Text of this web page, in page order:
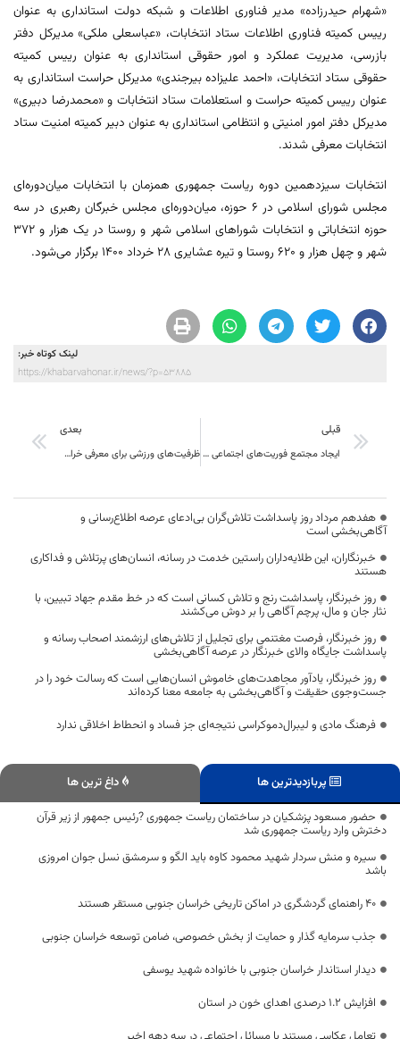
«شهرام حیدرزاده» مدیر فناوری اطلاعات و شبکه دولت استانداری به عنوان
رییس کمیته فناوری اطلاعات ستاد انتخابات، «عباسعلی ملکی» مدیرکل دفتر
بازرسی، مدیریت عملکرد و امور حقوقی استانداری به عنوان رییس کمیته
حقوقی ستاد انتخابات، «احمد علیزاده بیرجندی» مدیرکل حراست استانداری به
عنوان رییس کمیته حراست و استعلامات ستاد انتخابات و «محمدرضا دبیری»
مدیرکل دفتر امور امنیتی و انتظامی استانداری به عنوان دبیر کمیته امنیت ستاد
انتخابات معرفی شدند.
انتخابات سیزدهمین دوره ریاست جمهوری همزمان با انتخابات میان‌دوره‌ای
مجلس شورای اسلامی در ۶ حوزه، میان‌دوره‌ای مجلس خبرگان رهبری در سه
حوزه انتخاباتی و انتخابات شوراهای اسلامی شهر و روستا در یک هزار و ۳۷۲
شهر و چهل هزار و ۶۲۰ روستا و تیره عشایری ۲۸ خرداد ۱۴۰۰ برگزار می‌شود.
لینک کوتاه خبر:
https://khabarvahonar.ir/news/?p=53885
قبلی
ایجاد مجتمع فوریت‌های اجتماعی در بیرجند نشانه مسئولیت‌پذیری است
بعدی
ظرفیت‌های ورزشی برای معرفی خراسان جنوبی به‌کار گرفته شود
هفدهم مرداد روز پاسداشت تلاش‌گران بی‌ادعای عرصه اطلاع‌رسانی و
آگاهی‌بخشی است
خبرنگاران، این طلایه‌داران راستین خدمت در رسانه، انسان‌های پرتلاش و فداکاری
هستند
روز خبرنگار، پاسداشت رنج و تلاش کسانی است که در خط مقدم جهاد تبیین، با
نثار جان و مال، پرچم آگاهی را بر دوش می‌کشند
روز خبرنگار، فرصت مغتنمی برای تجلیل از تلاش‌های ارزشمند اصحاب رسانه و
پاسداشت جایگاه والای خبرنگار در عرصه آگاهی‌بخشی
روز خبرنگار، یادآور مجاهدت‌های خاموش انسان‌هایی است که رسالت خود را در
جست‌وجوی حقیقت و آگاهی‌بخشی به جامعه معنا کرده‌اند
فرهنگ مادی و لیبرال‌دموکراسی نتیجه‌ای جز فساد و انحطاط اخلاقی ندارد
پربازدیدترین ها
داغ ترین ها
حضور مسعود پزشکیان در ساختمان ریاست جمهوری ?رئیس جمهور از زیر قرآن
دخترش وارد ریاست جمهوری شد
سیره و منش سردار شهید محمود کاوه باید الگو و سرمشق نسل جوان امروزی
باشد
۴۰ راهنمای گردشگری در اماکن تاریخی خراسان جنوبی مستقر هستند
جذب سرمایه گذار و حمایت از بخش خصوصی، ضامن توسعه خراسان جنوبی
دیدار استاندار خراسان جنوبی با خانواده شهید یوسفی
افزایش ۱.۲ درصدی اهدای خون در استان